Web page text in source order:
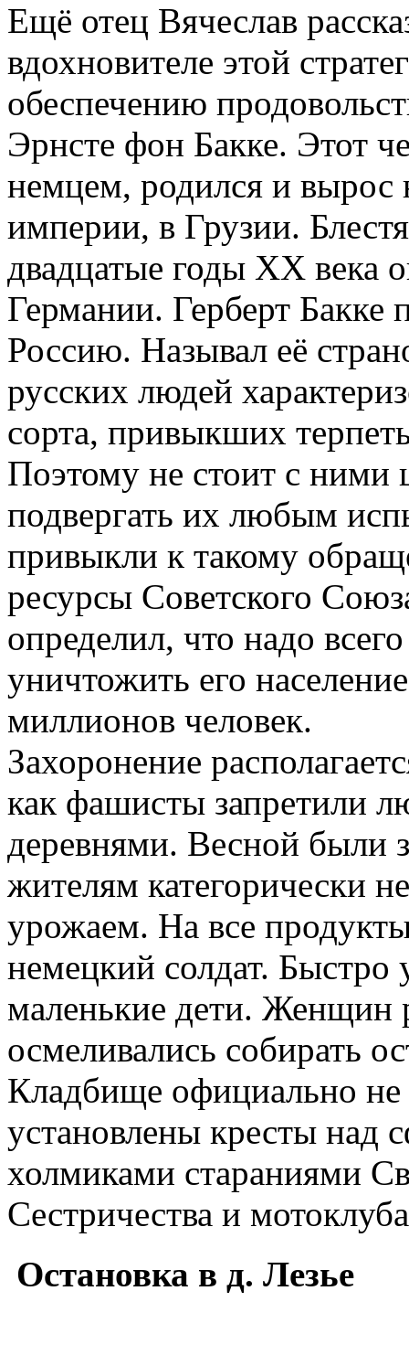
Ещё отец Вячеслав
вдохновителе этой
обеспечению
Эрнсте фон Бакке. Этот
немцем, родился и вырос
империи, в Грузии.
двадцатые годы XX века
Германии. Герберт Бакке
Россию. Называл её
русских людей
сорта, привыкших
Поэтому не стоит с ними
подвергать их любым
привыкли к такому
ресурсы Советского
определил, что надо
уничтожить его
миллионов человек.
Захоронение
как фашисты запретили
деревнями. Весной были
жителям категорически
урожаем. На все
немецкий солдат.
маленькие дети. Женщин
осмеливались собирать
Кладбище официально
установлены кресты
холмиками стараниями
Сестричества и
Остановка в д. Лезье